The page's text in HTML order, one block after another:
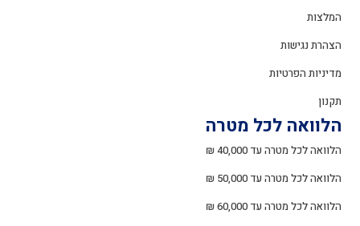
המלצות
הצהרת נגישות
מדיניות הפרטיות
תקנון
הלוואה לכל מטרה
הלוואה לכל מטרה עד 40,000 ₪
הלוואה לכל מטרה עד 50,000 ₪
הלוואה לכל מטרה עד 60,000 ₪